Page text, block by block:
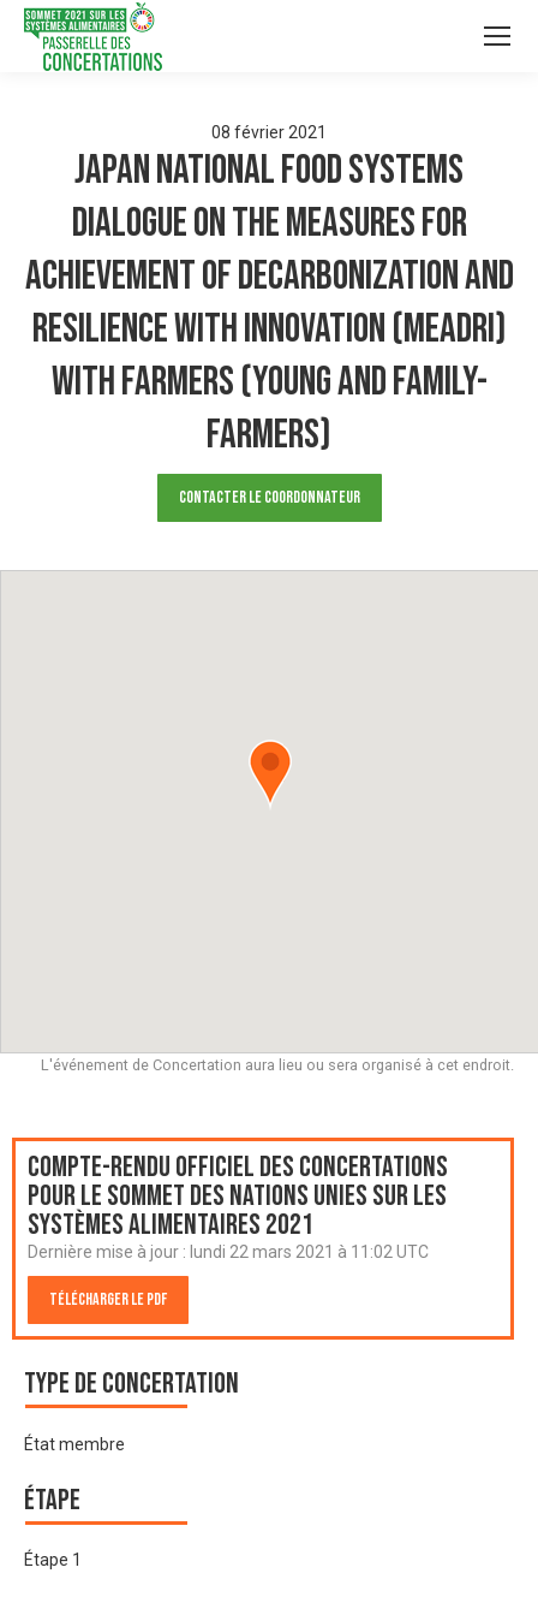
08 février 2021
Japan National Food Systems
Dialogue on the Measures for
achievement of Decarbonization and
Resilience with Innovation (MeaDRI)
with farmers (Young and family-
farmers)
Contacter le Coordonnateur
L'événement de Concertation aura lieu ou sera organisé à cet endroit.
Compte-rendu officiel des Concertations
pour le Sommet des Nations Unies sur les
systèmes alimentaires 2021
Dernière mise à jour : lundi 22 mars 2021 à 11:02 UTC
Télécharger le PDF
Type de Concertation
État membre
Étape
Étape 1